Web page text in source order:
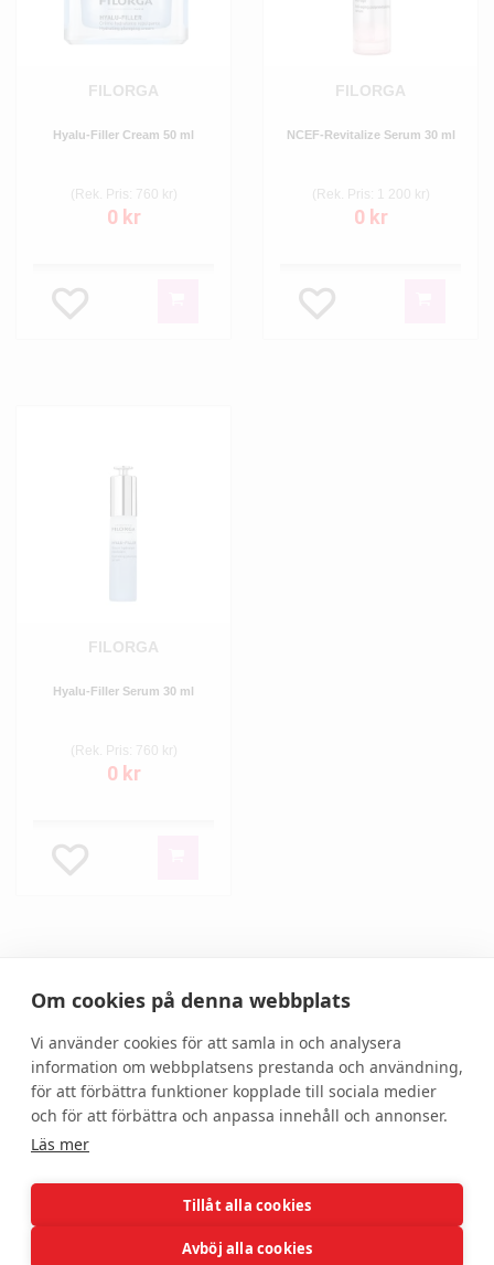
FILORGA
Hyalu-Filler Cream 50 ml
(Rek. Pris: 760 kr)
0 kr
FILORGA
NCEF-Revitalize Serum 30 ml
(Rek. Pris: 1 200 kr)
0 kr
FILORGA
Hyalu-Filler Serum 30 ml
(Rek. Pris: 760 kr)
0 kr
1 2 3 4
Visar 73 - 95 av 95 produkter
Om oss
Om DonnaBeauty
Om cookies på denna webbplats
Vi använder cookies för att samla in och analysera
information om webbplatsens prestanda och användning,
för att förbättra funktioner kopplade till sociala medier
och för att förbättra och anpassa innehåll och annonser.
Läs mer
Tillåt alla cookies
Avböj alla cookies